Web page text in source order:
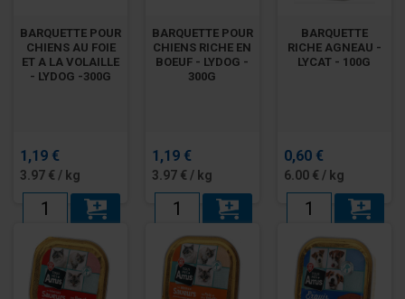
BARQUETTE POUR
CHIENS AU FOIE
ET A LA VOLAILLE
- LYDOG -300G
1,19 €
3.97 € / kg
BARQUETTE POUR
CHIENS RICHE EN
BOEUF - LYDOG -
300G
1,19 €
3.97 € / kg
BARQUETTE
RICHE AGNEAU -
LYCAT - 100G
0,60 €
6.00 € / kg